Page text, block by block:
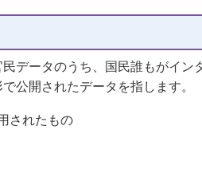
データのうち、国民誰もがイン
公開されたデータを指します。
されたもの